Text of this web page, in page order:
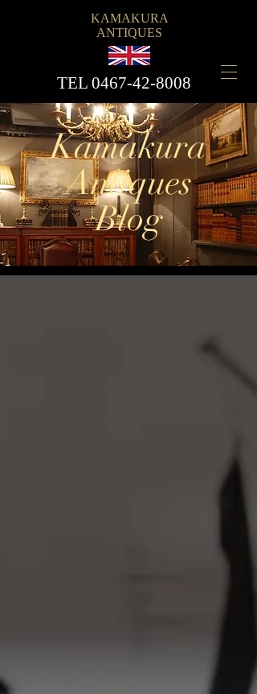
KAMAKURA
ANTIQUES
​TEL 0467-42-8008
Kamakura
Antiques
Blog